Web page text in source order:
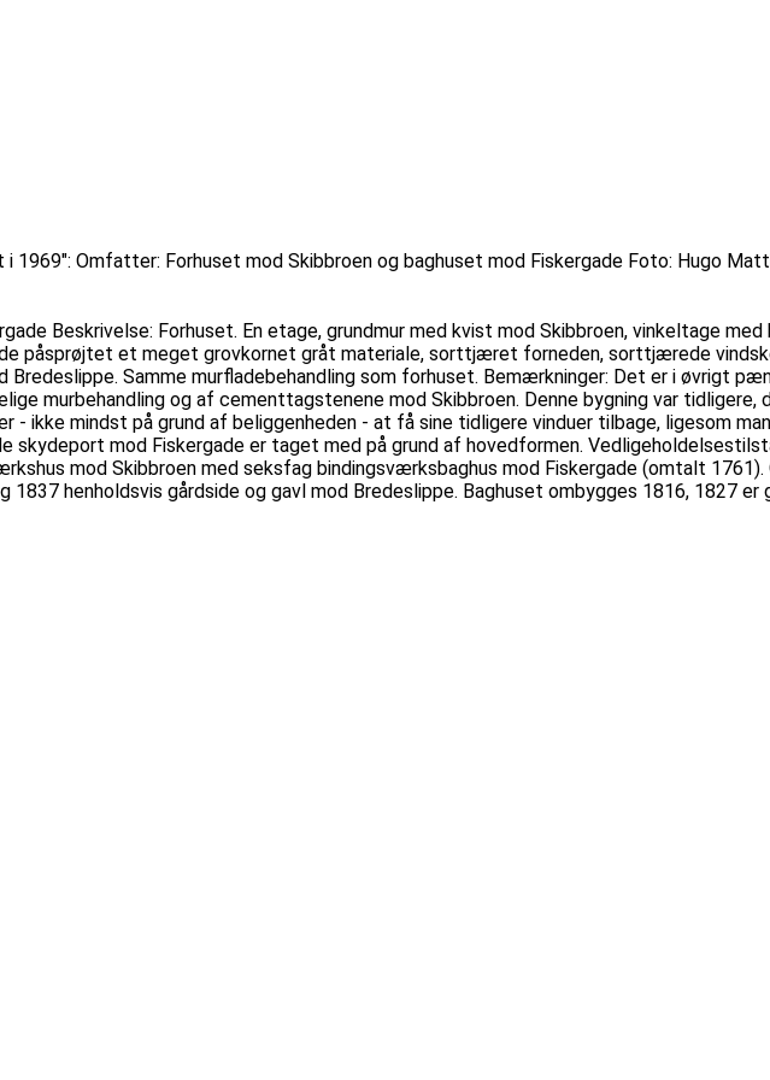
i 1969": Omfatter: Forhuset mod Skibbroen og baghuset mod Fiskergade Foto: Hugo
Beskrivelse: Forhuset. En etage, grundmur med kvist mod Skibbroen, vinkeltage
påsprøjtet et meget grovkornet gråt materiale, sorttjæret forneden, sorttjærede
Bredeslippe. Samme murfladebehandling som forhuset. Bemærkninger: Det er i øvrigt
murbehandling og af cementtagstenene mod Skibbroen. Denne bygning var
- ikke mindst på grund af beliggenheden - at få sine tidligere vinduer tilbage, ligesom
skydeport mod Fiskergade er taget med på grund af hovedformen.
mod Skibbroen med seksfag bindingsværksbaghus mod Fiskergade (omtalt
henholdsvis gårdside og gavl mod Bredeslippe. Baghuset ombygges 1816, 1827